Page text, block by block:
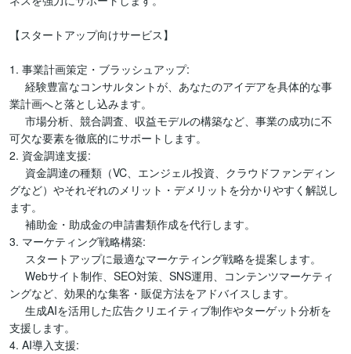
【スタートアップ向けサービス】
1. 事業計画策定・ブラッシュアップ:
業計画へと落とし込みます。
可欠な要素を徹底的にサポートします。
2. 資金調達支援:
グなど）やそれぞれのメリット・デメリットを分かりやすく解説し
ます。
3. マーケティング戦略構築:
ングなど、効果的な集客・販促方法をアドバイスします。
支援します。
4. AI導入支援: